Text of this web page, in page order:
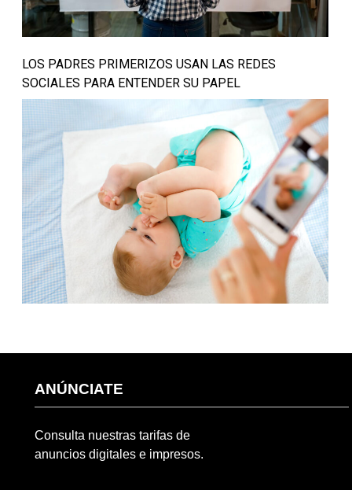
LOS PADRES PRIMERIZOS USAN LAS REDES
SOCIALES PARA ENTENDER SU PAPEL
ANÚNCIATE
Consulta nuestras tarifas de
anuncios digitales e impresos.